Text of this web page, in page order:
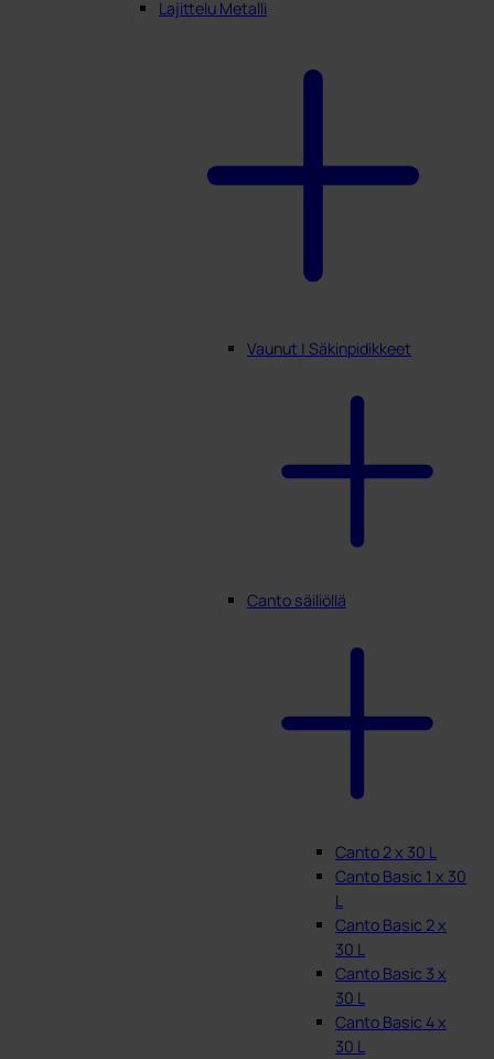
Lajittelu Metalli
Vaunut | Säkinpidikkeet
Canto säiliöllä
Canto 2 x 30 L
Canto Basic 1 x 30
L
Canto Basic 2 x
30 L
Canto Basic 3 x
30 L
Canto Basic 4 x
30 L